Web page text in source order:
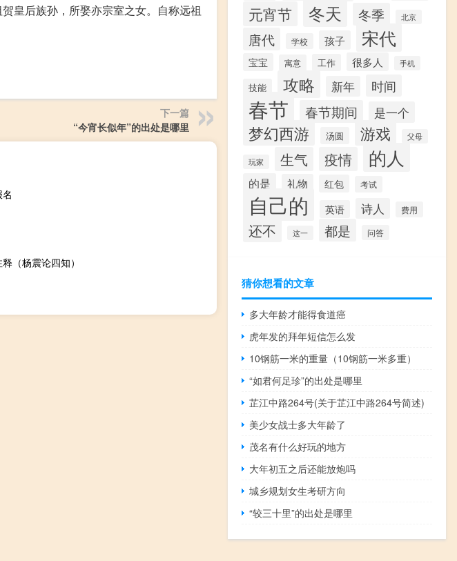
皇后族孙，所娶亦宗室之女。自称远祖
下一篇
“今宵长似年”的出处是哪里
（杨震论四知）
元宵节 冬天 冬季 北京
唐代 学校 孩子 宋代
宝宝 寓意 工作 很多人 手机
技能 攻略 新年 时间
春节 春节期间 是一个
梦幻西游 汤圆 游戏 父母
玩家 生气 疫情 的人
的是 礼物 红包 考试
自己的 英语 诗人 费用
还不 这一 都是 问答
猜你想看的文章
多大年龄才能得食道癌
虎年发的拜年短信怎么发
10钢筋一米的重量（10钢筋一米多重）
“如君何足珍”的出处是哪里
芷江中路264号(关于芷江中路264号简述)
美少女战士多大年龄了
茂名有什么好玩的地方
大年初五之后还能放炮吗
城乡规划女生考研方向
“较三十里”的出处是哪里